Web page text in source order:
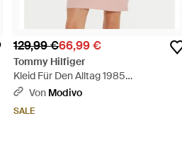
129,99 €66,99 €
Tommy Hilfiger
Kleid Für Den Alltag 1985
Ww0Ww43228 Slim Fit - Pink
Von Modivo
SALE